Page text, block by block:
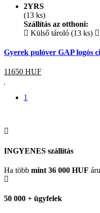
2YRS
(13 ks)
Szállítás az otthoni:
Külső tároló (13 ks)
Gyerek pulóver GAP logós
11650 HUF
1
INGYENES szállítás
Ha több mint 36 000 HUF
50 000 + ügyfelek